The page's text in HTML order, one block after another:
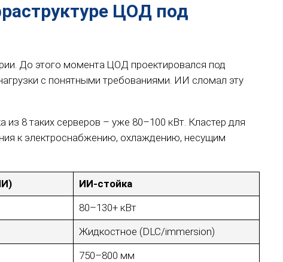
ЦОД под
До этого момента ЦОД проектировался под
с понятными требованиями. ИИ сломал эту
из 8 таких серверов – уже 80–100 кВт. Кластер для
к электроснабжению, охлаждению, несущим
ИИ-стойка
80–130+ кВт
Жидкостное (DLC/immersion)
750–800 мм